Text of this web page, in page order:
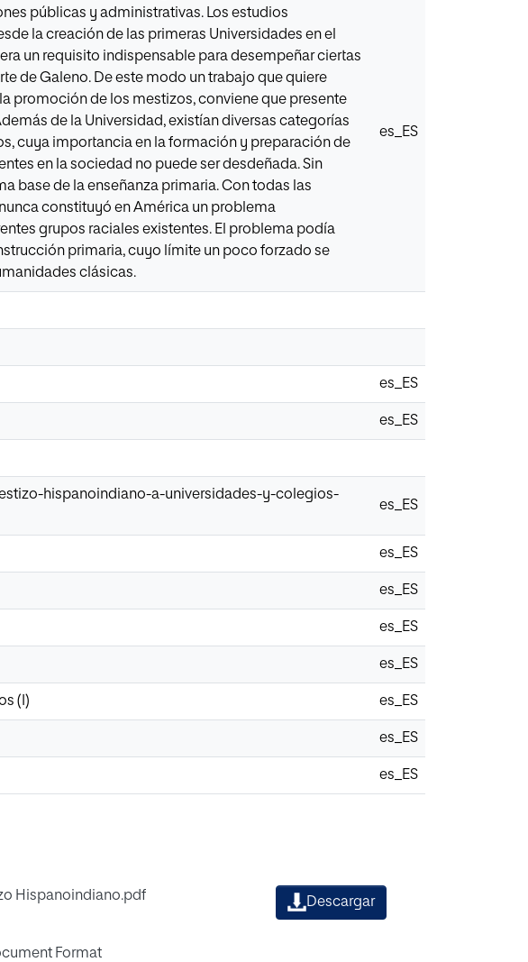
públicas y administrativas. Los estudios
la creación de las primeras Universidades en el
un requisito indispensable para desempeñar ciertas
de Galeno. De este modo un trabajo que quiere
promoción de los mestizos, conviene que presente
de la Universidad, existían diversas categorías
cuya importancia en la formación y preparación de
en la sociedad no puede ser desdeñada. Sin
base de la enseñanza primaria. Con todas las
constituyó en América un problema
grupos raciales existentes. El problema podía
primaria, cuyo límite un poco forzado se
clásicas.
es_ES
es_ES
es_ES
hispanoindiano-a-universidades-y-colegios-
es_ES
es_ES
es_ES
es_ES
es_ES
(I) es_ES
es_ES
es_ES
Hispanoindiano.pdf
Format
Descargar